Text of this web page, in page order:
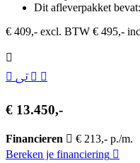
Dit afleverpakket
€ 409,- excl. BTW € 495,-
€ 13.450,-
Financieren
€ 213,- p./m.
Bereken je financiering